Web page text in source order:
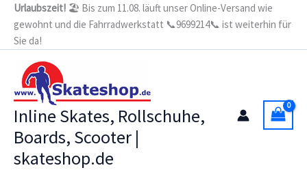
Zum
Inhalt
springen
Urlaubszeit! 🏖️ Bis zum 11.08. läuft unser Online-Versand wie
gewohnt und die Fahrradwerkstatt 📞9699214📞 ist weiterhin für
Sie da!
Inline Skates, Rollschuhe,
Boards, Scooter |
skateshop.de